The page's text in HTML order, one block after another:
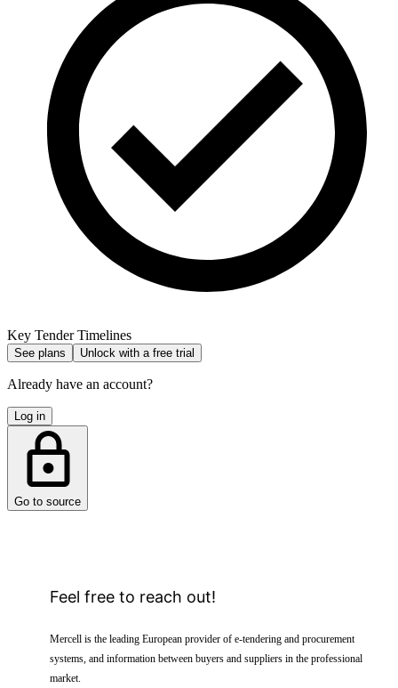
Key Tender Timelines
See plans Unlock with a free trial
Already have an account?
Log in
Go to source
Feel free to reach out!
Mercell is the leading European provider of e-tendering and procurement
systems, and information between buyers and suppliers in the professional
market.